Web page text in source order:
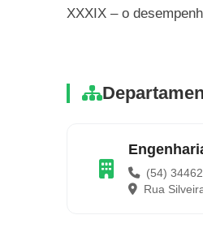
XXXIX – o
(54)
Rua